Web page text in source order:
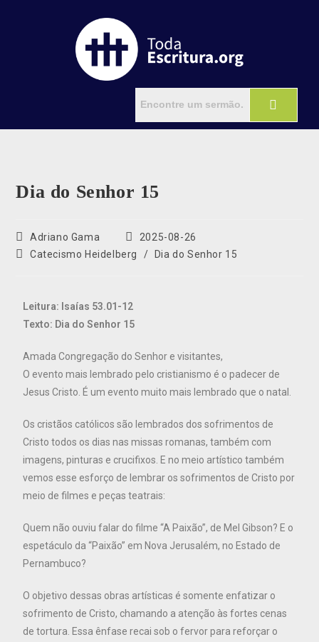
Dia do Senhor 15
Adriano Gama
2025-08-26
Catecismo Heidelberg
/ Dia do Senhor 15
Leitura: Isaías 53.01-12
Texto: Dia do Senhor 15
Amada Congregação do Senhor e visitantes,
O evento mais lembrado pelo cristianismo é o padecer de
Jesus Cristo. É um evento muito mais lembrado que o natal.
Os cristãos católicos são lembrados dos sofrimentos de
Cristo todos os dias nas missas romanas, também com
imagens, pinturas e crucifixos. E no meio artístico também
vemos esse esforço de lembrar os sofrimentos de Cristo por
meio de filmes e peças teatrais:
Quem não ouviu falar do filme “A Paixão”, de Mel Gibson? E o
espetáculo da “Paixão” em Nova Jerusalém, no Estado de
Pernambuco?
O objetivo dessas obras artísticas é somente enfatizar o
sofrimento de Cristo, chamando a atenção às fortes cenas
de tortura. Essa ênfase recai sob o fervor para reforçar o